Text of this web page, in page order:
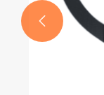
